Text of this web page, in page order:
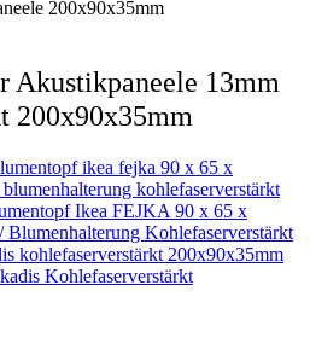
Akustikpaneele 13mm
200x90x35mm
Ikea FEJKA 90 x 65 x
Blumenhalterung Kohlefaserverstärkt
Kohlefaserverstärkt